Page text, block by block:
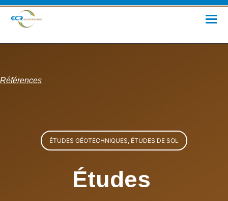
Références
ÉTUDES GÉOTECHNIQUES, ÉTUDES DE SOL
Études